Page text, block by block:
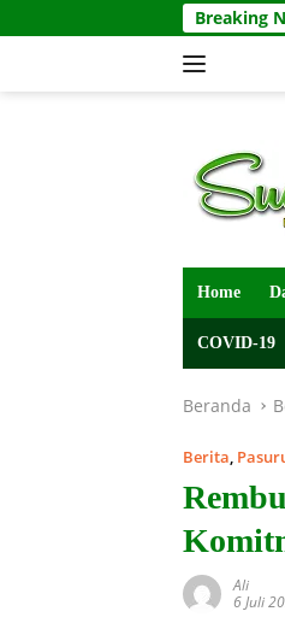
ke
Breaking
Home
COVID-19
Beranda
Berita,
Ali
6 Juli